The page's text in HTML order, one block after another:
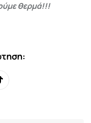
θερμά!!!